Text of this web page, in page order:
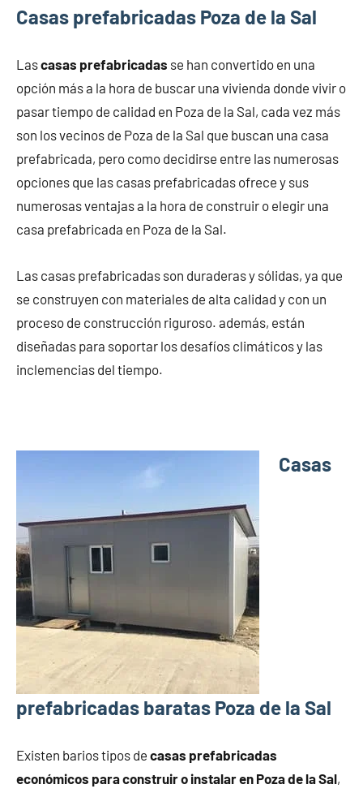
Casas prefabricadas Poza de la Sal
Lascasas prefabricadas se han convertido en una
opción más a la hora de buscar una vivienda donde vivir o
pasar tiempo de calidad en Poza de la Sal, cada vez más
son los vecinos de Poza de la Sal que buscan una casa
prefabricada, pero como decidirse entre las numerosas
opciones que las casas prefabricadas ofrece y sus
numerosas ventajas a la hora de construir o elegir una
casa prefabricada en Poza de la Sal.
Las casas prefabricadas son duraderas y sólidas, ya que
se construyen con materiales de alta calidad y con un
proceso de construcción riguroso. además, están
diseñadas para soportar los desafíos climáticos y las
inclemencias del tiempo.
Casas
prefabricadas baratas Poza de la Sal
Existen barios tipos de casas prefabricadas
económicos para construir o instalar en Poza de la Sal,